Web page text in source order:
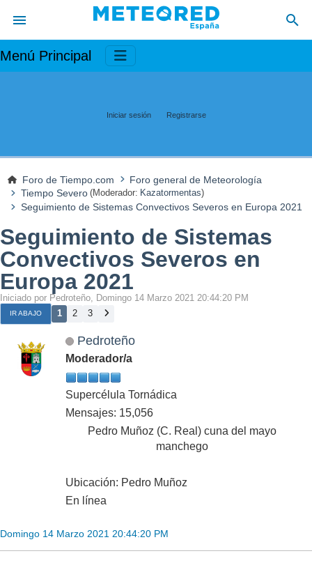
Menú Principal
Iniciar sesión Registrarse
Foro de Tiempo.com
Foro general de Meteorología
Tiempo Severo (Moderador: Kazatormentas)
Seguimiento de Sistemas Convectivos Severos en Europa 2021
Seguimiento de Sistemas
Convectivos Severos en
Europa 2021
Iniciado por Pedroteño, Domingo 14 Marzo 2021 20:44:20 PM
IR ABAJO 1 2 3
Pedroteño
Moderador/a
Supercélula Tornádica
Mensajes: 15,056
Pedro Muñoz (C. Real) cuna del mayo
manchego
Ubicación: Pedro Muñoz
En línea
Domingo 14 Marzo 2021 20:44:20 PM